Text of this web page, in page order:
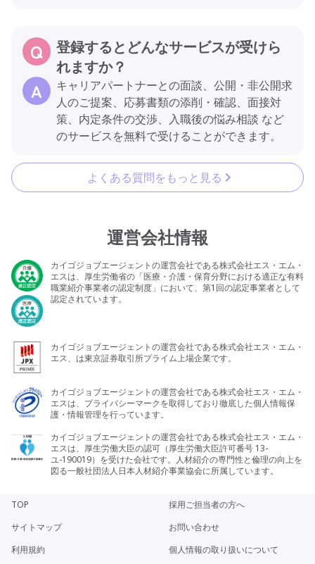
登録するとどんなサービスが受けら
れますか？
キャリアパートナーとの面談、公開・非公開求
人のご提案、応募書類の添削・確認、面接対
策、内定条件の交渉、入職後の悩み相談 など
のサービスを無料で受けることができます。
よくある質問をもっと見る
運営会社情報
カイゴジョブエージェントの運営会社である株式会社エス・エム・
エスは、厚生労働省の「医療・介護・保育分野における適正な有料
職業紹介事業者の認定制度」において、第1回の認定事業者として
認定されています。
カイゴジョブエージェントの運営会社である株式会社エス・エム・
エス、は東京証券取引所プライム上場企業です。
カイゴジョブエージェントの運営会社である株式会社エス・エム・
エスは、プライバシーマークを取得しており徹底した個人情報保
護・情報管理を行っています。
カイゴジョブエージェントの運営会社である株式会社エス・エム・
エスは、厚生労働大臣の認可（厚生労働大臣許可番号 13-
ユ-190019）を受けた会社です。人材紹介の専門性と倫理の向上を
図る一般社団法人日本人材紹介事業協会に所属しています。
TOP
採用ご担当者の方へ
サイトマップ
お問い合わせ
利用規約
個人情報の取り扱いについて